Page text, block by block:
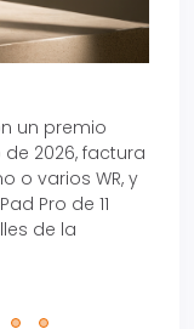
un premio
de 2026, factura
o varios WR, y
Pro de 11
de la